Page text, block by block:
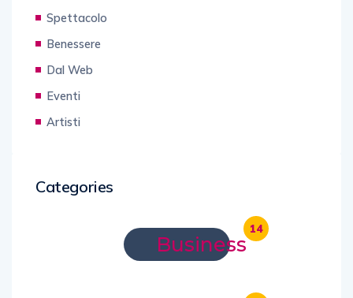
Spettacolo
Benessere
Dal Web
Eventi
Artisti
Categories
Business
14